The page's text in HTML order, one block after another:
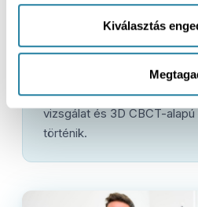
Kiválasztás
A megoldás különösen jó
biztonságot szeretne, de
fix fogpótlást keres.
PureDental • A végleges
minden esetben személyes
vizsgálat és 3D CBCT-
történik.